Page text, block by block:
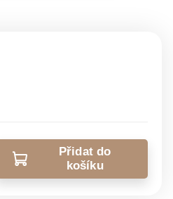
Přidat do
košíku